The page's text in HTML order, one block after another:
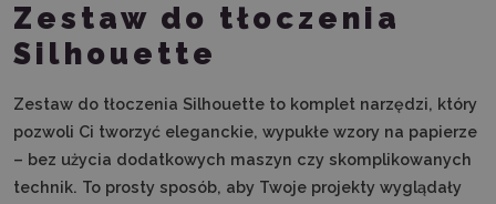
Zestaw do tłoczenia
Silhouette
Zestaw do tłoczenia Silhouette to komplet narzędzi, który
pozwoli Ci tworzyć eleganckie, wypukłe wzory na papierze
– bez użycia dodatkowych maszyn czy skomplikowanych
technik. To prosty sposób, aby Twoje projekty wyglądały